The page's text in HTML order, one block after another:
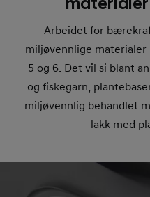
Arbeidet for
miljøvennlige
5 og 6. Det vil si blant
og fiskegarn,
miljøvennlig behandlet
lakk med